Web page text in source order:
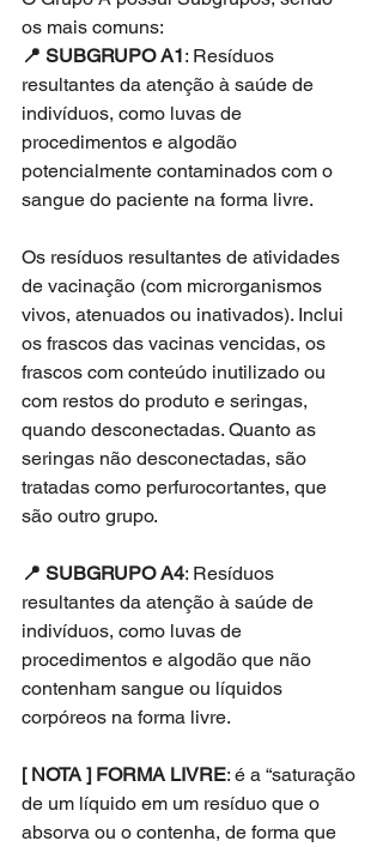
os mais comuns:
📍 SUBGRUPO A1: Resíduos
resultantes da atenção à saúde de
indivíduos, como luvas de
procedimentos e algodão
potencialmente contaminados com o
sangue do paciente na forma livre.
Os resíduos resultantes de atividades
de vacinação (com microrganismos
vivos, atenuados ou inativados). Inclui
os frascos das vacinas vencidas, os
frascos com conteúdo inutilizado ou
com restos do produto e seringas,
quando desconectadas. Quanto as
seringas não desconectadas, são
tratadas como perfurocortantes, que
são outro grupo.
📍 SUBGRUPO A4: Resíduos
resultantes da atenção à saúde de
indivíduos, como luvas de
procedimentos e algodão que não
contenham sangue ou líquidos
corpóreos na forma livre.
[ NOTA ] FORMA LIVRE: é a “saturação
de um líquido em um resíduo que o
absorva ou o contenha, de forma que